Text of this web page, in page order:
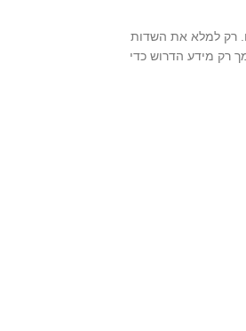
רק למלא את השדות
רק מידע הדרוש כדי